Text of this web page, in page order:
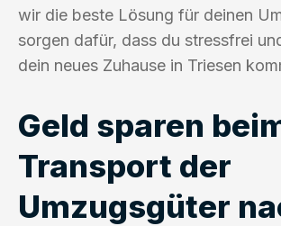
wir die beste Lösung für deinen
sorgen dafür, dass du stressfrei
dein neues Zuhause in Triesen
Geld sparen
Transport der
Umzugsgüter